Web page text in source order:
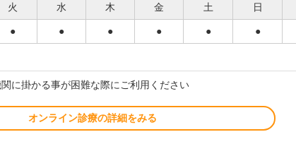
火 水 木 金 土 日
● ● ● ● ● ●
に掛かる事が困難な際にご利用ください
オンライン診療の詳細をみる